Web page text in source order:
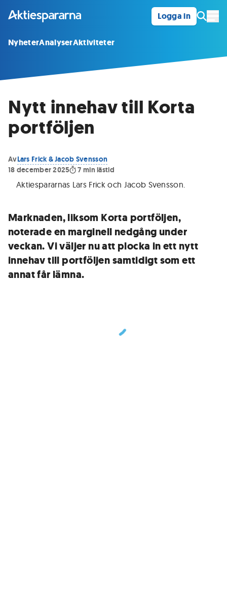
Logga in
NyheterAnalyserAktiviteter
Nytt innehav till Korta
portföljen
AvLars Frick & Jacob Svensson
18 december 2025
7 min lästid
Aktiespararnas Lars Frick och Jacob Svensson.
Marknaden, liksom Korta portföljen,
noterade en marginell nedgång under
veckan. Vi väljer nu att plocka in ett nytt
innehav till portföljen samtidigt som ett
annat får lämna.